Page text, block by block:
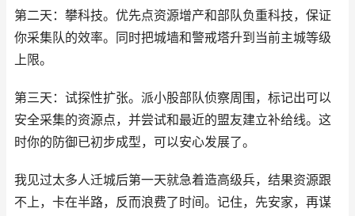
第二天：攀科技。优先点资源增产和部队负重科技，保证
你采集队的效率。同时把城墙和警戒塔升到当前主城等级
上限。
第三天：试探性扩张。派小股部队侦察周围，标记出可以
安全采集的资源点，并尝试和最近的盟友建立补给线。这
时你的防御已初步成型，可以安心发展了。
我见过太多人迁城后第一天就急着造高级兵，结果资源跟
不上，卡在半路，反而浪费了时间。记住，先安家，再谋